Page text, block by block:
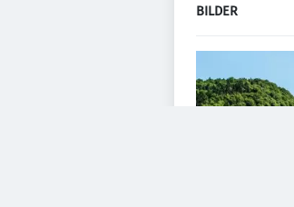
BILDER